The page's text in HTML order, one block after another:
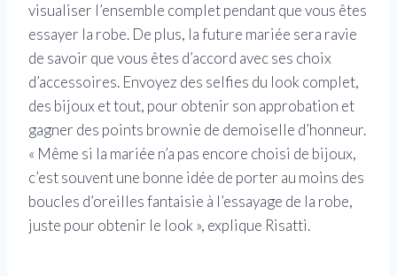
visualiser l’ensemble complet pendant que vous êtes
essayer la robe. De plus, la future mariée sera ravie
de savoir que vous êtes d’accord avec ses choix
d’accessoires. Envoyez des selfies du look complet,
des bijoux et tout, pour obtenir son approbation et
gagner des points brownie de demoiselle d’honneur.
« Même si la mariée n’a pas encore choisi de bijoux,
c’est souvent une bonne idée de porter au moins des
boucles d’oreilles fantaisie à l’essayage de la robe,
juste pour obtenir le look », explique Risatti.